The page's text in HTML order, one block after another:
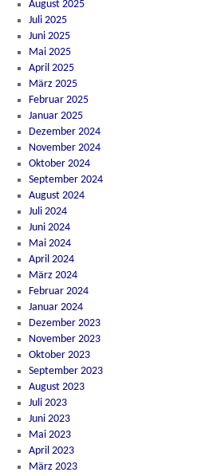
August 2025
Juli 2025
Juni 2025
Mai 2025
April 2025
März 2025
Februar 2025
Januar 2025
Dezember 2024
November 2024
Oktober 2024
September 2024
August 2024
Juli 2024
Juni 2024
Mai 2024
April 2024
März 2024
Februar 2024
Januar 2024
Dezember 2023
November 2023
Oktober 2023
September 2023
August 2023
Juli 2023
Juni 2023
Mai 2023
April 2023
März 2023